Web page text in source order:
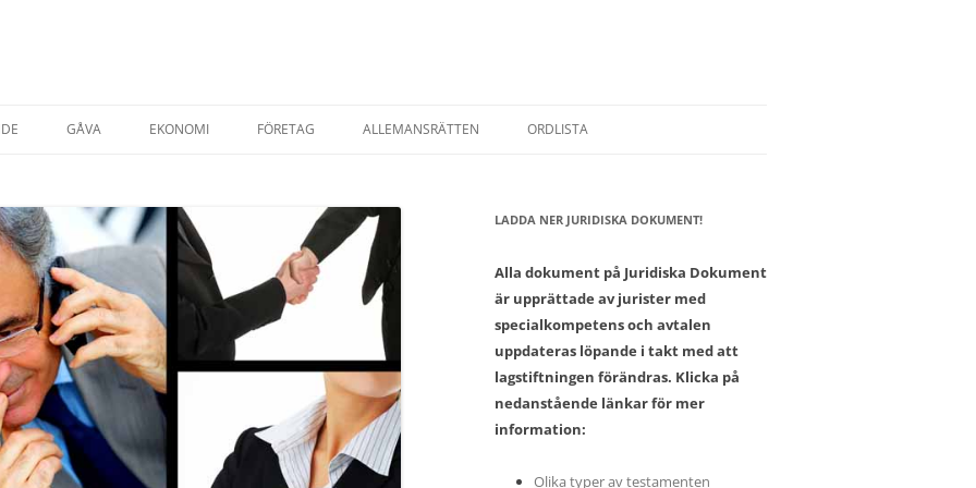
EGENDOM
AV BOSTAD
GÅVA EKONOMI
FÖRSÄKRINGAR
SKATTER SKATT PRIVATPERSONER
SKATT FÖRETAG
FÖRETAG ALLEMANSRÄTTEN ORDLISTA
LADDA NER JURIDISKA DOKUMENT!
Alla dokument på Juridiska Dokument
är upprättade av jurister med
specialkompetens och avtalen
uppdateras löpande i takt med att
lagstiftningen förändras. Klicka på
nedanstående länkar för mer
information:
Olika typer av testamenten